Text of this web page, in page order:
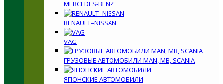
MERCEDES-BENZ
RENAULT–NISSAN
VAG
ГРУЗОВЫЕ АВТОМОБИЛИ MAN, MB, SCANIA
ЯПОНСКИЕ АВТОМОБИЛИ